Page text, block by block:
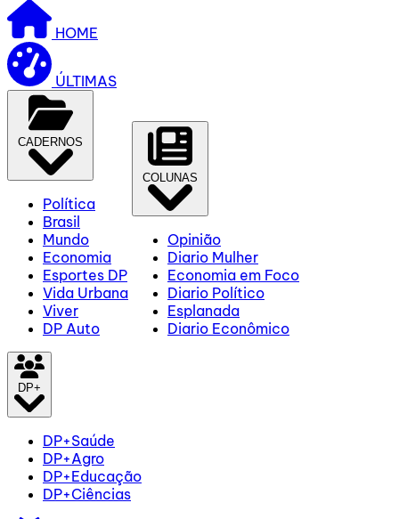
HOME
ÚLTIMAS
CADERNOS
Política
Brasil
Mundo
Economia
Esportes DP
Vida Urbana
Viver
DP Auto
COLUNAS
Opinião
Diario Mulher
Economia em Foco
Diario Político
Esplanada
Diario Econômico
DP+
DP+Saúde
DP+Agro
DP+Educação
DP+Ciências